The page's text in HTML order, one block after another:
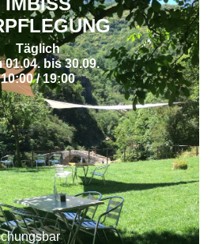
Täglich
01.04. bis 30.09.
10:00 / 19:00